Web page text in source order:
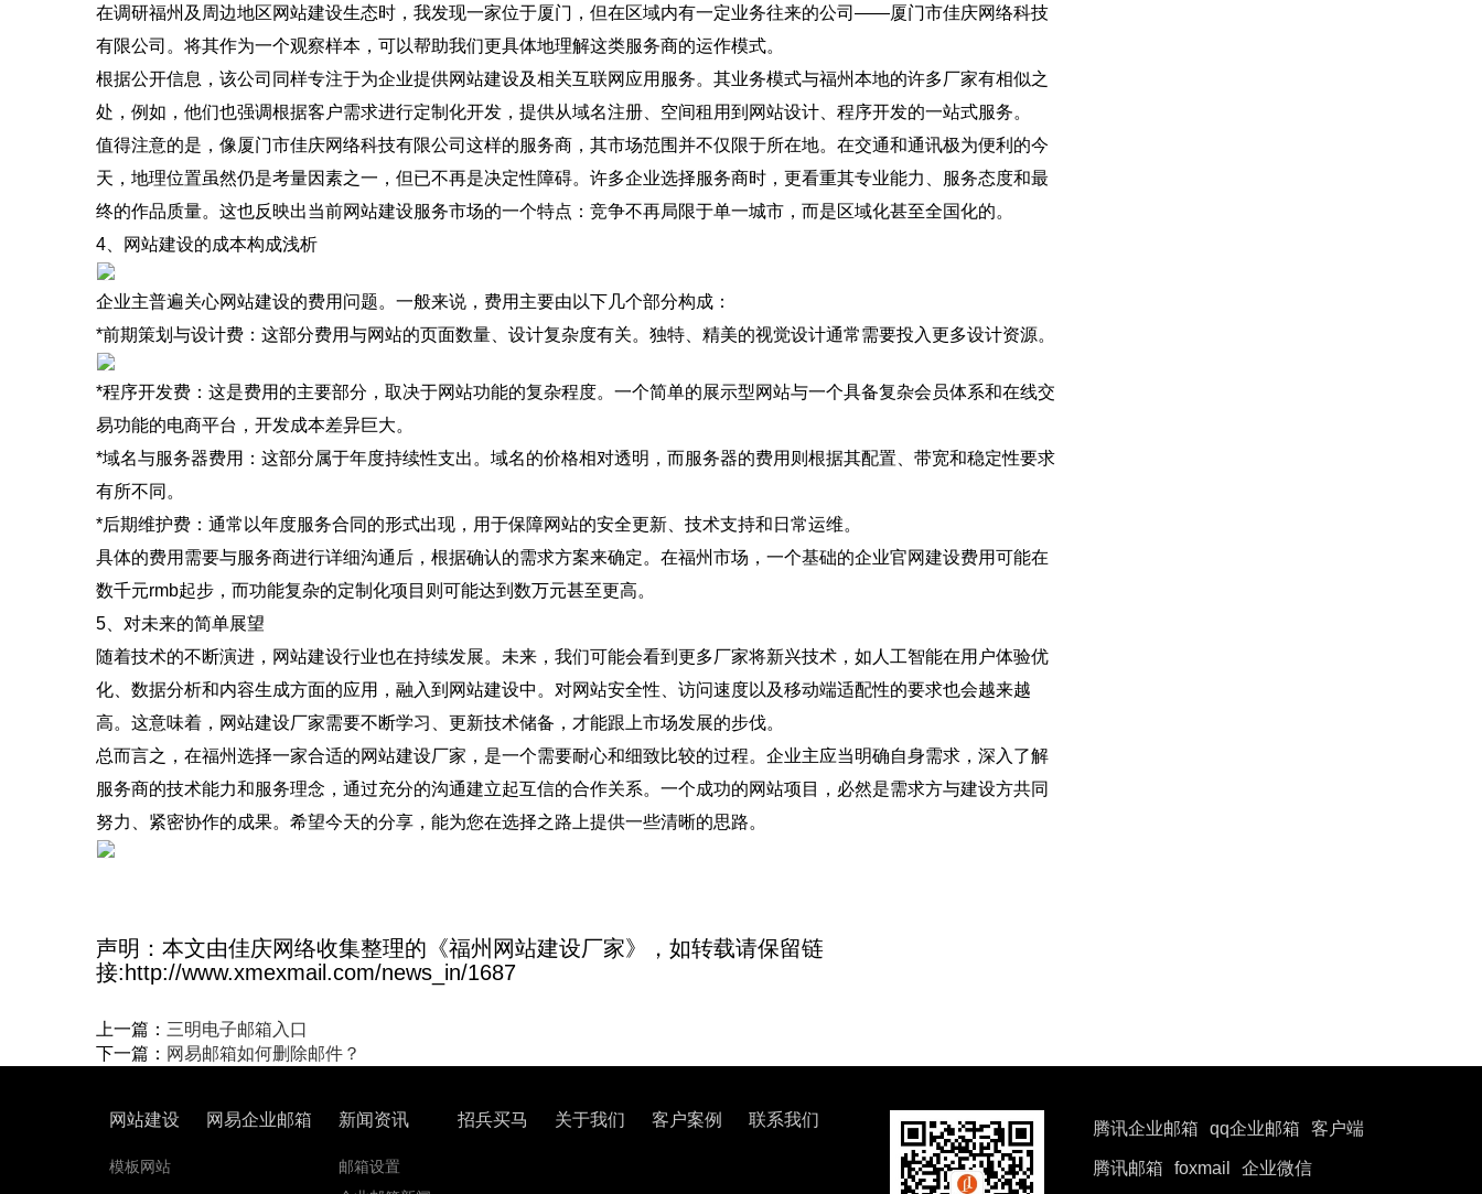
在调研福州及周边地区网站建设生态时，我发现一家位于厦门，但在区域内有一定业务往来的公司——厦门市佳庆网络科技
有限公司。将其作为一个观察样本，可以帮助我们更具体地理解这类服务商的运作模式。
根据公开信息，该公司同样专注于为企业提供网站建设及相关互联网应用服务。其业务模式与福州本地的许多厂家有相似之
处，例如，他们也强调根据客户需求进行定制化开发，提供从域名注册、空间租用到网站设计、程序开发的一站式服务。
值得注意的是，像厦门市佳庆网络科技有限公司这样的服务商，其市场范围并不仅限于所在地。在交通和通讯极为便利的今
天，地理位置虽然仍是考量因素之一，但已不再是决定性障碍。许多企业选择服务商时，更看重其专业能力、服务态度和最
终的作品质量。这也反映出当前网站建设服务市场的一个特点：竞争不再局限于单一城市，而是区域化甚至全国化的。
4、网站建设的成本构成浅析
企业主普遍关心网站建设的费用问题。一般来说，费用主要由以下几个部分构成：
*前期策划与设计费：这部分费用与网站的页面数量、设计复杂度有关。独特、精美的视觉设计通常需要投入更多设计资源。
*程序开发费：这是费用的主要部分，取决于网站功能的复杂程度。一个简单的展示型网站与一个具备复杂会员体系和在线交
易功能的电商平台，开发成本差异巨大。
*域名与服务器费用：这部分属于年度持续性支出。域名的价格相对透明，而服务器的费用则根据其配置、带宽和稳定性要求
有所不同。
*后期维护费：通常以年度服务合同的形式出现，用于保障网站的安全更新、技术支持和日常运维。
具体的费用需要与服务商进行详细沟通后，根据确认的需求方案来确定。在福州市场，一个基础的企业官网建设费用可能在
数千元rmb起步，而功能复杂的定制化项目则可能达到数万元甚至更高。
5、对未来的简单展望
随着技术的不断演进，网站建设行业也在持续发展。未来，我们可能会看到更多厂家将新兴技术，如人工智能在用户体验优
化、数据分析和内容生成方面的应用，融入到网站建设中。对网站安全性、访问速度以及移动端适配性的要求也会越来越
高。这意味着，网站建设厂家需要不断学习、更新技术储备，才能跟上市场发展的步伐。
总而言之，在福州选择一家合适的网站建设厂家，是一个需要耐心和细致比较的过程。企业主应当明确自身需求，深入了解
服务商的技术能力和服务理念，通过充分的沟通建立起互信的合作关系。一个成功的网站项目，必然是需求方与建设方共同
努力、紧密协作的成果。希望今天的分享，能为您在选择之路上提供一些清晰的思路。
声明：本文由佳庆网络收集整理的《福州网站建设厂家》，如转载请保留链
接:http://www.xmexmail.com/news_in/1687
上一篇： 三明电子邮箱入口
下一篇： 网易邮箱如何删除邮件？
网站建设
模板网站
网易企业邮箱 新闻资讯
邮箱设置
招兵买马 关于我们 客户案例 联系我们 腾讯企业邮箱 qq企业邮箱 客户端
腾讯邮箱 foxmail 企业微信